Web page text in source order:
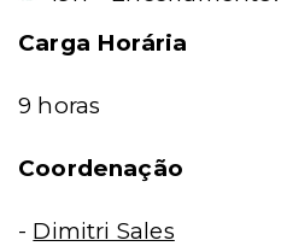
Carga Horária
9 horas
Coordenação
- Dimitri Sales